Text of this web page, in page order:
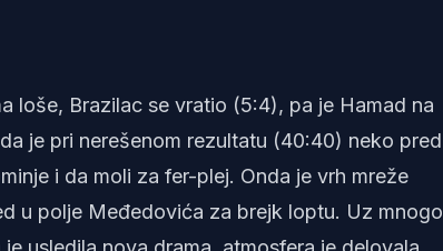
loše, Brazilac se vratio (5:4), pa je Hamad na
je pri nerešenom rezultatu (40:40) neko pred
i da moli za fer-plej. Onda je vrh mreže
u polje Međedovića za brejk loptu. Uz mnogo